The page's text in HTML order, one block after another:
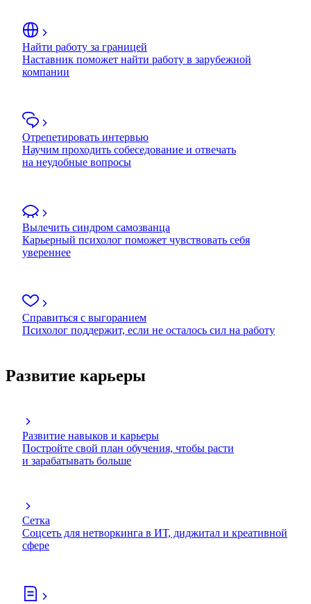
Найти работу за границей
Наставник поможет найти работу в зарубежной
компании
Отрепетировать интервью
Научим проходить собеседование и отвечать
на неудобные вопросы
Вылечить синдром самозванца
Карьерный психолог поможет чувствовать себя
увереннее
Справиться с выгоранием
Психолог поддержит, если не осталось сил на работу
Развитие карьеры
Развитие навыков и карьеры
Постройте свой план обучения, чтобы расти
и зарабатывать больше
Сетка
Соцсеть для нетворкинга в ИТ, диджитал и креативной
сфере